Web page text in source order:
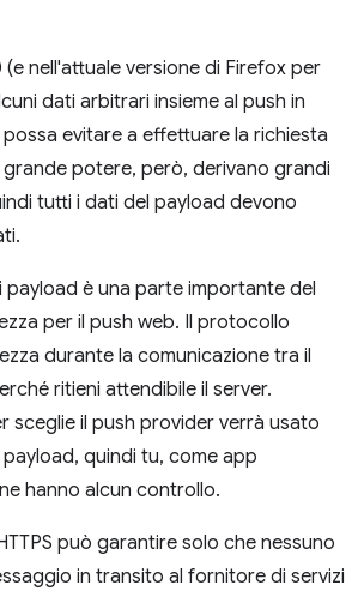
nell'attuale versione di Firefox per
dati arbitrari insieme al push in
evitare a effettuare la richiesta
potere, però, derivano grandi
tutti i dati del payload devono
è una parte importante del
per il push web. Il protocollo
durante la comunicazione tra il
ritieni attendibile il server.
sceglie il push provider verrà usato
quindi tu, come app
hanno alcun controllo.
può garantire solo che nessuno
in transito al fornitore di servizi